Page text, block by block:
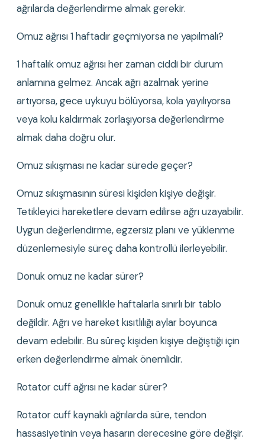
ağrılarda değerlendirme almak gerekir.
Omuz ağrısı 1 haftadır geçmiyorsa ne yapılmalı?
1 haftalık omuz ağrısı her zaman ciddi bir durum
anlamına gelmez. Ancak ağrı azalmak yerine
artıyorsa, gece uykuyu bölüyorsa, kola yayılıyorsa
veya kolu kaldırmak zorlaşıyorsa değerlendirme
almak daha doğru olur.
Omuz sıkışması ne kadar sürede geçer?
Omuz sıkışmasının süresi kişiden kişiye değişir.
Tetikleyici hareketlere devam edilirse ağrı uzayabilir.
Uygun değerlendirme, egzersiz planı ve yüklenme
düzenlemesiyle süreç daha kontrollü ilerleyebilir.
Donuk omuz ne kadar sürer?
Donuk omuz genellikle haftalarla sınırlı bir tablo
değildir. Ağrı ve hareket kısıtlılığı aylar boyunca
devam edebilir. Bu süreç kişiden kişiye değiştiği için
erken değerlendirme almak önemlidir.
Rotator cuff ağrısı ne kadar sürer?
Rotator cuff kaynaklı ağrılarda süre, tendon
hassasiyetinin veya hasarın derecesine göre değişir.